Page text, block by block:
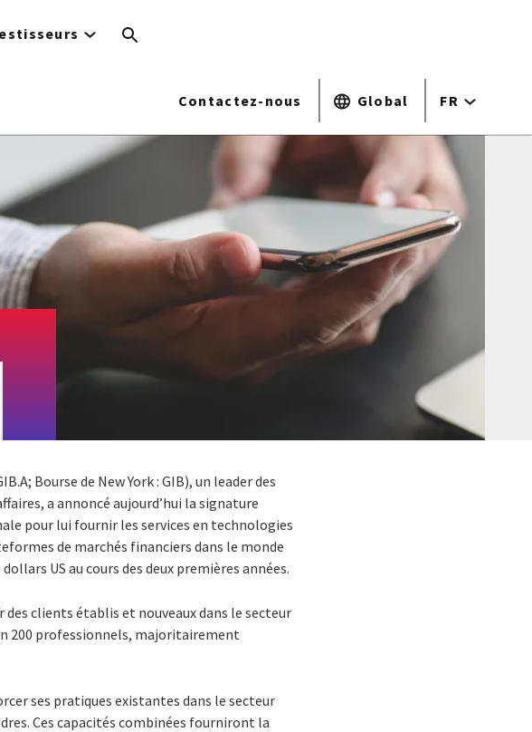
Contactez-nous Global FR
Bourse de New York : GIB), un leader des
a annoncé aujourd’hui la signature
pour lui fournir les services en technologies
de marchés financiers dans le monde
US au cours des deux premières années.
des clients établis et nouveaux dans le secteur
200 professionnels, majoritairement
ses pratiques existantes dans le secteur
Ces capacités combinées fourniront la